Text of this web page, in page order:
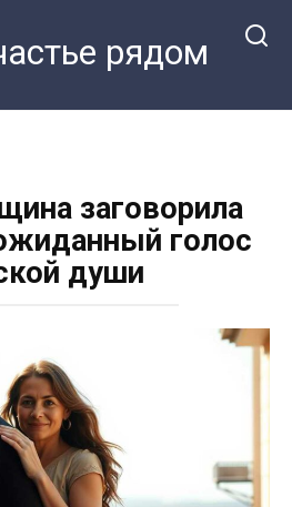
рядом
заговорила
голос
души